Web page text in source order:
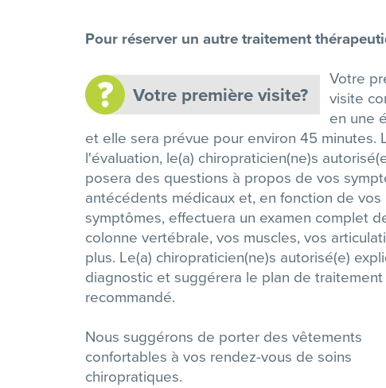
Pour réserver un autre traitement
Votre première visite?
Votre
visite
en une
et elle sera prévue pour environ 45 minutes.
l'évaluation, le(a) chiropraticien(ne)s
posera des questions à propos de vos
antécédents médicaux et, en fonction de vos
symptômes, effectuera un examen complet
colonne vertébrale, vos muscles, vos
plus. Le(a) chiropraticien(ne)s autorisé(e)
diagnostic et suggérera le plan de traitement
recommandé.
Nous suggérons de porter des vêtements
confortables à vos rendez-vous de soins
chiropratiques.